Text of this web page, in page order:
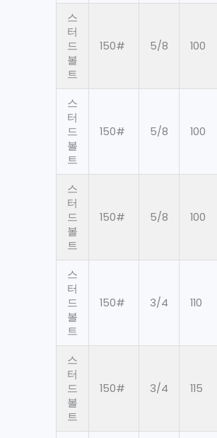
스
터
드
볼
트
150# 5/8 100
스
터
드
볼
트
150# 5/8 100
스
터
드
볼
트
150# 5/8 100
스
터
드
볼
트
150# 3/4 110
스
터
드
볼
트
150# 3/4 115